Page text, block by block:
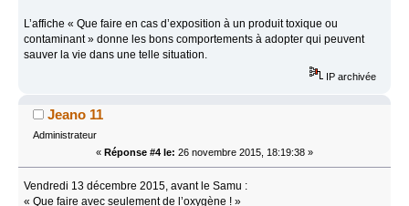
L’affiche « Que faire en cas d’exposition à un produit toxique ou
contaminant » donne les bons comportements à adopter qui peuvent
sauver la vie dans une telle situation.
IP archivée
Jeano 11
Administrateur
« Réponse #4 le: 26 novembre 2015, 18:19:38 »
Vendredi 13 décembre 2015, avant le Samu :
« Que faire avec seulement de l’oxygène ! »